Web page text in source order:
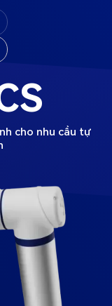
cho nhu cầu tự